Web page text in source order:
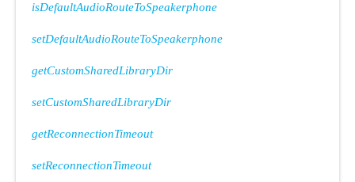
isDefaultAudioRouteToSpeakerphone
setDefaultAudioRouteToSpeakerphone
getCustomSharedLibraryDir
setCustomSharedLibraryDir
getReconnectionTimeout
setReconnectionTimeout